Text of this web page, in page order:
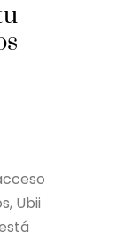
Ubii